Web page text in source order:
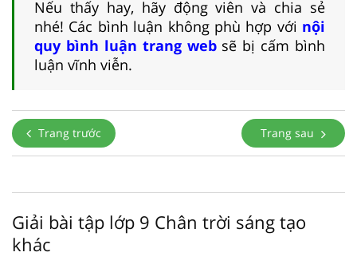
Nếu thấy hay, hãy động viên và chia sẻ
nhé! Các bình luận không phù hợp với nội
quy bình luận trang websẽ bị cấm bình
luận vĩnh viễn.
Trang trước Trang sau
Giải bài tập lớp 9 Chân trời sáng tạo
khác